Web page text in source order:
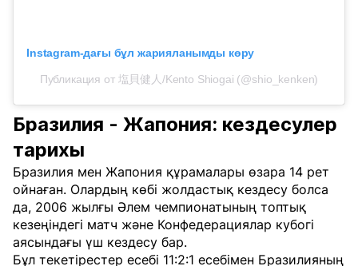
Instagram-дағы бұл жарияланымды көру
Публикация от 塩貝健人/Kento Shiogai (@shio_kenken)
Бразилия - Жапония: кездесулер
тарихы
Бразилия мен Жапония құрамалары өзара 14 рет
ойнаған. Олардың көбі жолдастық кездесу болса
да, 2006 жылғы Әлем чемпионатының топтық
кезеңіндегі матч және Конфедерациялар кубогі
аясындағы үш кездесу бар.
Бұл текетірестер есебі 11:2:1 есебімен Бразилияның